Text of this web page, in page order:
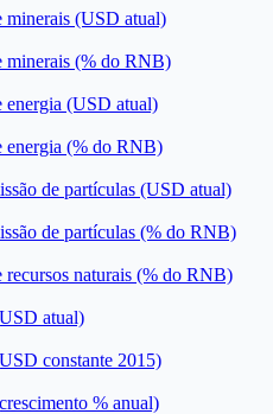
minerais (USD atual)
minerais (% do RNB)
energia (USD atual)
energia (% do RNB)
de partículas (USD atual)
de partículas (% do RNB)
recursos naturais (% do RNB)
atual)
constante 2015)
% anual)